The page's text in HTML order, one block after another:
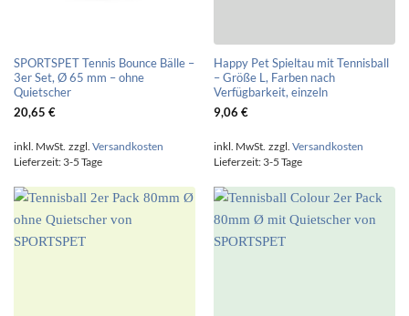
SPORTSPET Tennis Bounce Bälle –
3er Set, Ø 65 mm – ohne
Quietscher
20,65 €
inkl. MwSt. zzgl. Versandkosten
Lieferzeit: 3-5 Tage
Happy Pet Spieltau mit Tennisball
– Größe L, Farben nach
Verfügbarkeit, einzeln
9,06 €
inkl. MwSt. zzgl. Versandkosten
Lieferzeit: 3-5 Tage